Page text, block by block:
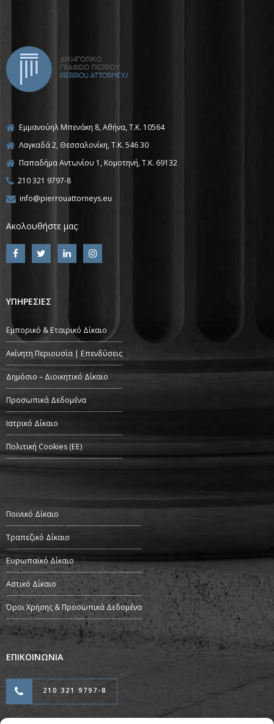
Εμμανούηλ Μπενάκη 8, Αθήνα, Τ.Κ. 10564
Λαγκαδά 2, Θεσσαλονίκη, T.K. 546 30
Παπαδήμα Αντωνίου 1, Κομοτηνή, T.K. 69132
210 321 9797-8
info@pierrouattorneys.eu
Ακολουθήστε μας:
ΥΠΗΡΕΣΙΕΣ
Εμπορικό & Εταιρικό Δίκαιο
Ακίνητη Περιουσία | Επενδύσεις
Δημόσιο – Διοικητικό Δίκαιο
Προσωπικά Δεδομένα
Ιατρικό Δίκαιο
Πολιτική Cookies (ΕΕ)
Ποινικό Δίκαιο
Τραπεζικό Δίκαιο
Ευρωπαϊκό Δίκαιο
Αστικό Δίκαιο
Όροι Χρήσης & Προσωπικά Δεδομένα
ΕΠΙΚΟΙΝΩΝΙΑ
210 321 9797-8